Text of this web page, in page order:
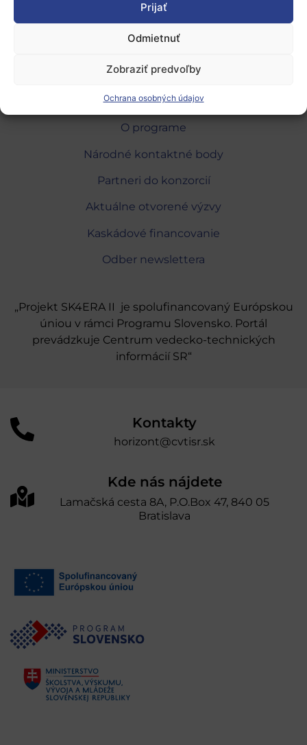
Prijať
Odmietnuť
Zobraziť predvoľby
Ochrana osobných údajov
Zdroj: NCP Network, 8.2.2022, nakh
O programe
Národné kontaktné body
Partneri do konzorcií
Aktuálne otvorené výzvy
Kaskádové financovanie
Odber newslettera
„Projekt SK4ERA II je spolufinancovaný Európskou
úniou v rámci Programu Slovensko. Portál
prevádzkuje Centrum vedecko-technických
informácií SR“
Kontakty
horizont@cvtisr.sk
Kde nás nájdete
Lamačská cesta 8A, P.O.Box 47, 840 05
Bratislava